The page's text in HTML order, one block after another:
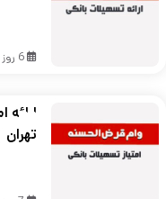
6 روز قبل
تهران